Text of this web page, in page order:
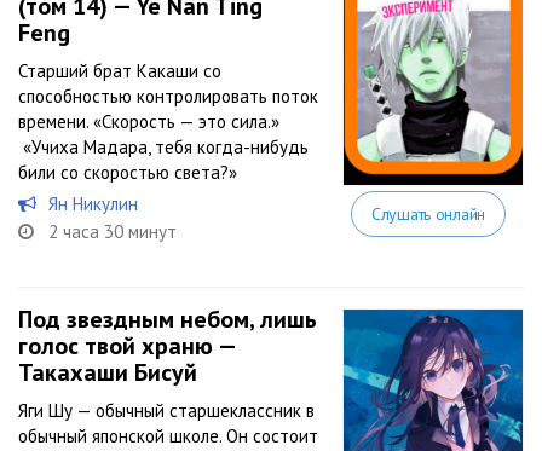
Feng
Старший брат Какаши со
способностью контролировать поток
времени. «Скорость — это сила.»
«Учиха Мадара, тебя когда-нибудь
били со скоростью света?»
Ян Никулин
2 часа 30 минут
Слушать онлайн
Под звездным небом, лишь
голос твой храню —
Такахаши Бисуй
Яги Шу — обычный старшеклассник в
обычный японской школе. Он состоит